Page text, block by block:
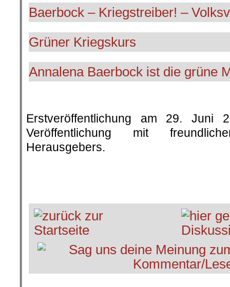
Baerbock – Kriegstreiber! –
Grüner Kriegskurs
Annalena Baerbock ist die grüne
Erstveröffentlichung am 29. Juni
Veröffentlichung mit
Herausgebers.